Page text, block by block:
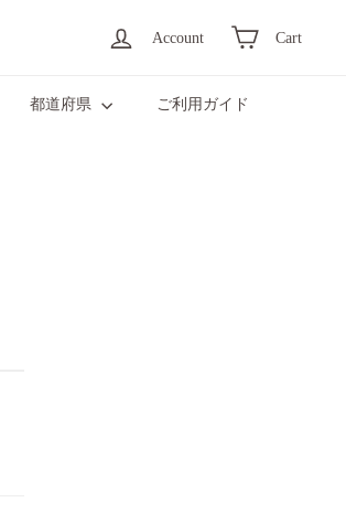
Account Cart
都道府県 ご利用ガイド